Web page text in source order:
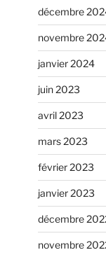
décembre
novembre
janvier 2024
juin 2023
avril 2023
mars 2023
février 2023
janvier 2023
décembre
novembre